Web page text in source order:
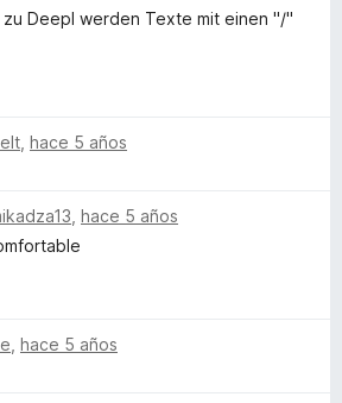
Deepl werden Texte mit einen "/"
hace 5 años
hace 5 años
hace 5 años